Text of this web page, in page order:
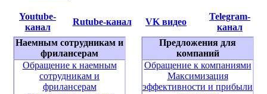
Youtube-
канал
Rutube-канал VK видео
Telegram-
канал
Наемным сотрудникам и
фрилансерам
Обращение к наемным
сотрудникам и
фрилансерам
Предложения для
компаний
Обращение к компаниями
Максимизация
эффективности и прибыли